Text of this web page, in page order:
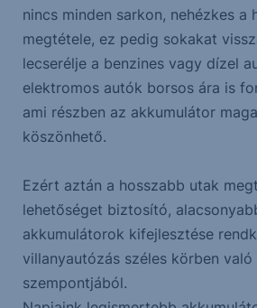
nincs minden sarkon, nehézkes a
megtétele, ez pedig sokakat
lecserélje a benzines vagy dízel
elektromos autók borsos ára is
ami részben az akkumulátor
köszönhető.
Ezért aztán a hosszabb utak
lehetőséget biztosító,
akkumulátorok kifejlesztése
villanyautózás széles körben való
szempontjából.